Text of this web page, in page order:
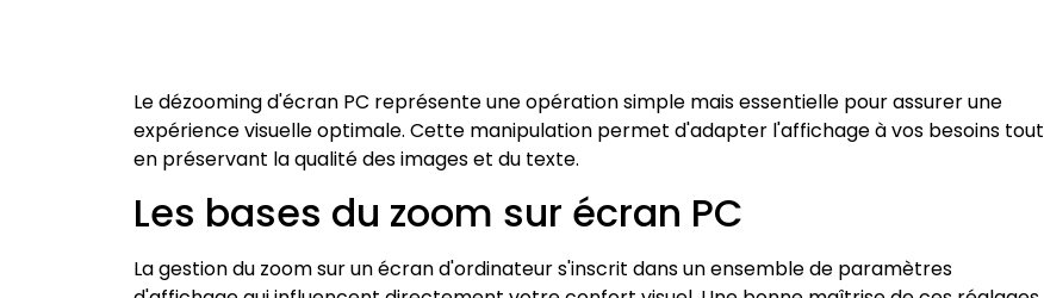
Le dézooming d'écran PC représente une opération simple mais essentielle pour assurer une
expérience visuelle optimale. Cette manipulation permet d'adapter l'affichage à vos besoins tout
en préservant la qualité des images et du texte.
Les bases du zoom sur écran PC
La gestion du zoom sur un écran d'ordinateur s'inscrit dans un ensemble de paramètres